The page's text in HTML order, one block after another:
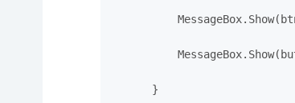
        }